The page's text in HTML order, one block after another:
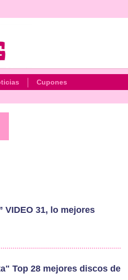
Cupones
VIDEO 31, lo mejores
Top 28 mejores discos de